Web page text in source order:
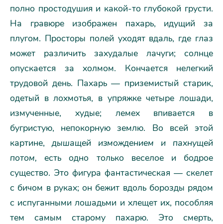
полно простодушия и какой-то глубокой грусти.
На гравюре изображен пахарь, идущий за
плугом. Просторы полей уходят вдаль, где глаз
может различить захудалые лачуги; солнце
опускается за холмом. Кончается нелегкий
трудовой день. Пахарь — приземистый старик,
одетый в лохмотья, в упряжке четыре лошади,
измученные, худые; лемех впивается в
бугристую, непокорную землю. Во всей этой
картине,дышащей измождением и пахнущей
потом, есть одно только веселое и бодрое
существо. Это фигура фантастическая — скелет
с бичом в руках; он бежит вдоль борозды рядом
с испуганными лошадьми и хлещет их, пособляя
тем самым старому пахарю. Это смерть,